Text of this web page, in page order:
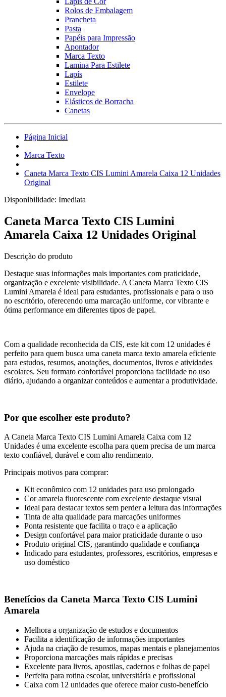
Rolos de Embalagem
Prancheta
Pasta
Papéis para Impressão
Apontador
Marca Texto
Lamina Para Estilete
Lapís
Estilete
Envelope
Elásticos de Borracha
Canetas
Página Inicial
Marca Texto
Caneta Marca Texto CIS Lumini Amarela Caixa 12 Unidades
Original
Disponibilidade: Imediata
Caneta Marca Texto CIS Lumini
Amarela Caixa 12 Unidades Original
Descrição do produto
Destaque suas informações mais importantes com praticidade,
organização e excelente visibilidade. A Caneta Marca Texto CIS
Lumini Amarela é ideal para estudantes, profissionais e para o uso
no escritório, oferecendo uma marcação uniforme, cor vibrante e
ótima performance em diferentes tipos de papel.
Com a qualidade reconhecida da CIS, este kit com 12 unidades é
perfeito para quem busca uma caneta marca texto amarela eficiente
para estudos, resumos, anotações, documentos, livros e atividades
escolares. Seu formato confortável proporciona facilidade no uso
diário, ajudando a organizar conteúdos e aumentar a produtividade.
Por que escolher este produto?
A Caneta Marca Texto CIS Lumini Amarela Caixa com 12
Unidades é uma excelente escolha para quem precisa de um marca
texto confiável, durável e com alto rendimento.
Principais motivos para comprar:
Kit econômico com 12 unidades para uso prolongado
Cor amarela fluorescente com excelente destaque visual
Ideal para destacar textos sem perder a leitura das informações
Tinta de alta qualidade para marcações uniformes
Ponta resistente que facilita o traço e a aplicação
Design confortável para maior praticidade durante o uso
Produto original CIS, garantindo qualidade e confiança
Indicado para estudantes, professores, escritórios, empresas e
uso doméstico
Benefícios da Caneta Marca Texto CIS Lumini
Amarela
Melhora a organização de estudos e documentos
Facilita a identificação de informações importantes
Ajuda na criação de resumos, mapas mentais e planejamentos
Proporciona marcações mais rápidas e precisas
Excelente para livros, apostilas, cadernos e folhas de papel
Perfeita para rotina escolar, universitária e profissional
Caixa com 12 unidades que oferece maior custo-benefício